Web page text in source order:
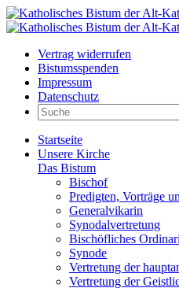
Vertrag widerrufen
Bistumsspenden
Impressum
Datenschutz
Startseite
Unsere Kirche
Das Bistum
Bischof
Predigten, Vorträge
Generalvikarin
Synodalvertretung
Bischöfliches
Synode
Vertretung der
Vertretung der